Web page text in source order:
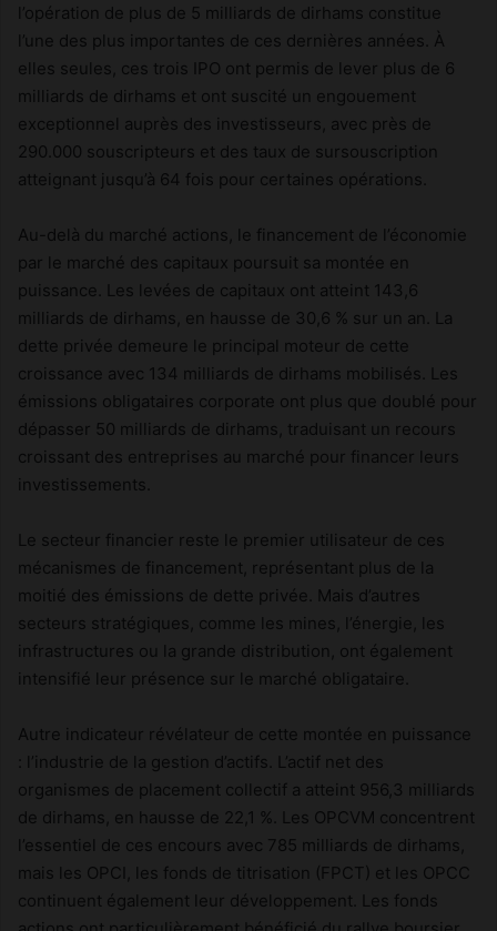
l’opération de plus de 5 milliards de dirhams constitue
l’une des plus importantes de ces dernières années. À
elles seules, ces trois IPO ont permis de lever plus de 6
milliards de dirhams et ont suscité un engouement
exceptionnel auprès des investisseurs, avec près de
290.000 souscripteurs et des taux de sursouscription
atteignant jusqu’à 64 fois pour certaines opérations.
Au-delà du marché actions, le financement de l’économie
par le marché des capitaux poursuit sa montée en
puissance. Les levées de capitaux ont atteint 143,6
milliards de dirhams, en hausse de 30,6 % sur un an. La
dette privée demeure le principal moteur de cette
croissance avec 134 milliards de dirhams mobilisés. Les
émissions obligataires corporate ont plus que doublé pour
dépasser 50 milliards de dirhams, traduisant un recours
croissant des entreprises au marché pour financer leurs
investissements.
Le secteur financier reste le premier utilisateur de ces
mécanismes de financement, représentant plus de la
moitié des émissions de dette privée. Mais d’autres
secteurs stratégiques, comme les mines, l’énergie, les
infrastructures ou la grande distribution, ont également
intensifié leur présence sur le marché obligataire.
Autre indicateur révélateur de cette montée en puissance
: l’industrie de la gestion d’actifs. L’actif net des
organismes de placement collectif a atteint 956,3 milliards
de dirhams, en hausse de 22,1 %. Les OPCVM concentrent
l’essentiel de ces encours avec 785 milliards de dirhams,
mais les OPCI, les fonds de titrisation (FPCT) et les OPCC
continuent également leur développement. Les fonds